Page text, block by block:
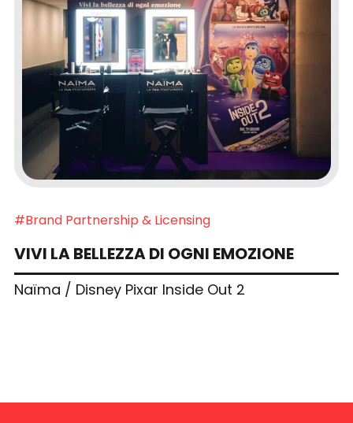
#Brand Partnership & Licensing
VIVI LA BELLEZZA DI OGNI EMOZIONE
Naïma / Disney Pixar Inside Out 2